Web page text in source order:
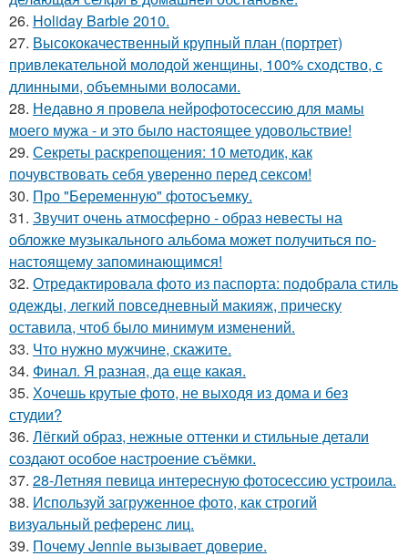
26. Holiday Barbie 2010.
27. Высококачественный крупный план (портрет)
привлекательной молодой женщины, 100% сходство, с
длинными, объемными волосами.
28. Недавно я провела нейрофотосессию для мамы
моего мужа - и это было настоящее удовольствие!
29. Секреты раскрепощения: 10 методик, как
почувствовать себя уверенно перед сексом!
30. Про "Беременную" фотосъемку.
31. Звучит очень атмосферно - образ невесты на
обложке музыкального альбома может получиться по-
настоящему запоминающимся!
32. Отредактировала фото из паспорта: подобрала стиль
одежды, легкий повседневный макияж, прическу
оставила, чтоб было минимум изменений.
33. Что нужно мужчине, скажите.
34. Финал. Я разная, да еще какая.
35. Хочешь крутые фото, не выходя из дома и без
студии?
36. Лёгкий образ, нежные оттенки и стильные детали
создают особое настроение съёмки.
37. 28-Летняя певица интересную фотосессию устроила.
38. Используй загруженное фото, как строгий
визуальный референс лиц.
39. Почему Jennie вызывает доверие.